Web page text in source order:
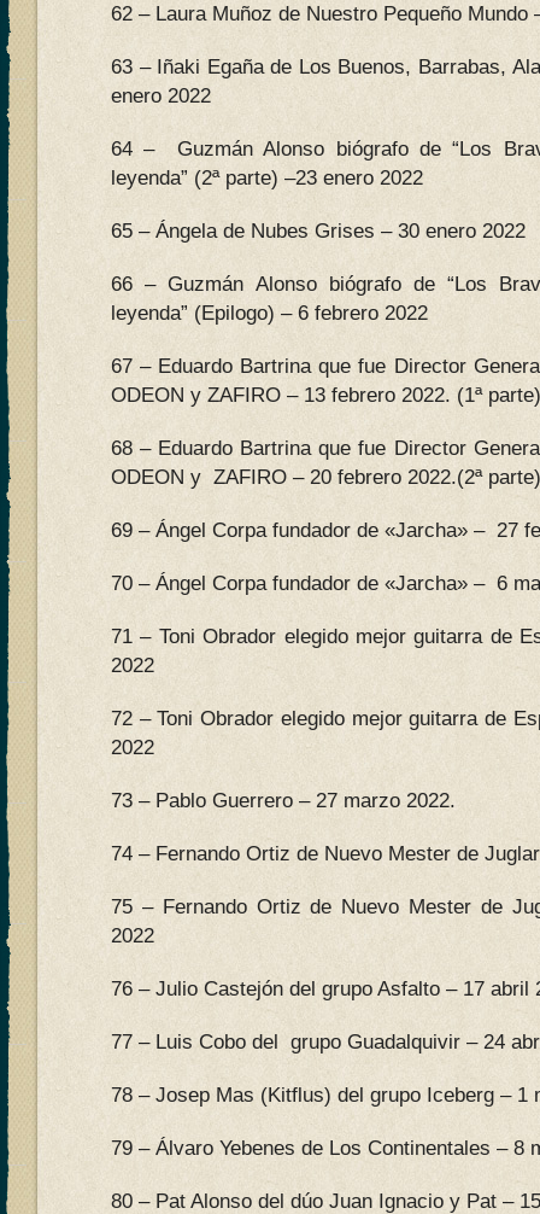
62 – Laura Muñoz de Nuestro Pequeño Mundo
63 – Iñaki Egaña de Los Buenos, Barrabas,
enero 2022
64 – Guzmán Alonso biógrafo de “Los
leyenda” (2ª parte) –23 enero 2022
65 – Ángela de Nubes Grises – 30 enero 2022
66 – Guzmán Alonso biógrafo de “Los
leyenda” (Epilogo) – 6 febrero 2022
67 – Eduardo Bartrina que fue Director
ODEON y ZAFIRO – 13 febrero 2022. (1ª
68 – Eduardo Bartrina que fue Director
ODEON y ZAFIRO – 20 febrero 2022.(2ª
69 – Ángel Corpa fundador de «Jarcha» – 27
70 – Ángel Corpa fundador de «Jarcha» – 6
71 – Toni Obrador elegido mejor guitarra de
2022
72 – Toni Obrador elegido mejor guitarra de
2022
73 – Pablo Guerrero – 27 marzo 2022.
74 – Fernando Ortiz de Nuevo Mester de
75 – Fernando Ortiz de Nuevo Mester de
2022
76 – Julio Castejón del grupo Asfalto – 17 abril
77 – Luis Cobo del grupo Guadalquivir – 24
78 – Josep Mas (Kitflus) del grupo Iceberg – 1
79 – Álvaro Yebenes de Los Continentales – 8
80 – Pat Alonso del dúo Juan Ignacio y Pat –